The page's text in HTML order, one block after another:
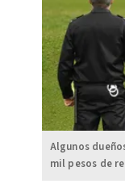
Algunos
mil pesos de